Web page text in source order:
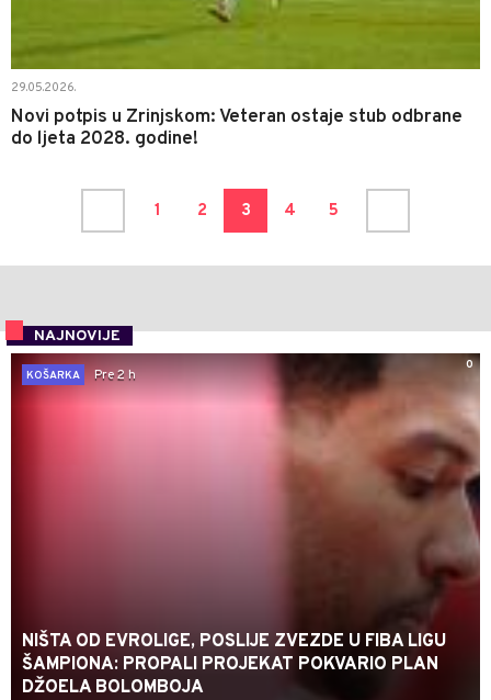
29.05.2026.
Novi potpis u Zrinjskom: Veteran ostaje stub odbrane
do ljeta 2028. godine!
1 2 3 4 5
NAJNOVIJE
0
KOŠARKA
Pre 2 h
NIŠTA OD EVROLIGE, POSLIJE ZVEZDE U FIBA LIGU
ŠAMPIONA: PROPALI PROJEKAT POKVARIO PLAN
DŽOELA BOLOMBOJA